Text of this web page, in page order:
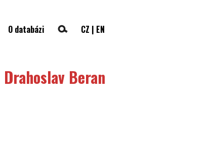
O databázi CZ | EN
Drahoslav Beran